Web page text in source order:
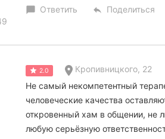
chat_bubble Ответить reply Поделиться
2.0
Кропивницкого, 22
Не самый некомпетентный
человеческие качества
откровенный хам в общении, не
любую серьёзную